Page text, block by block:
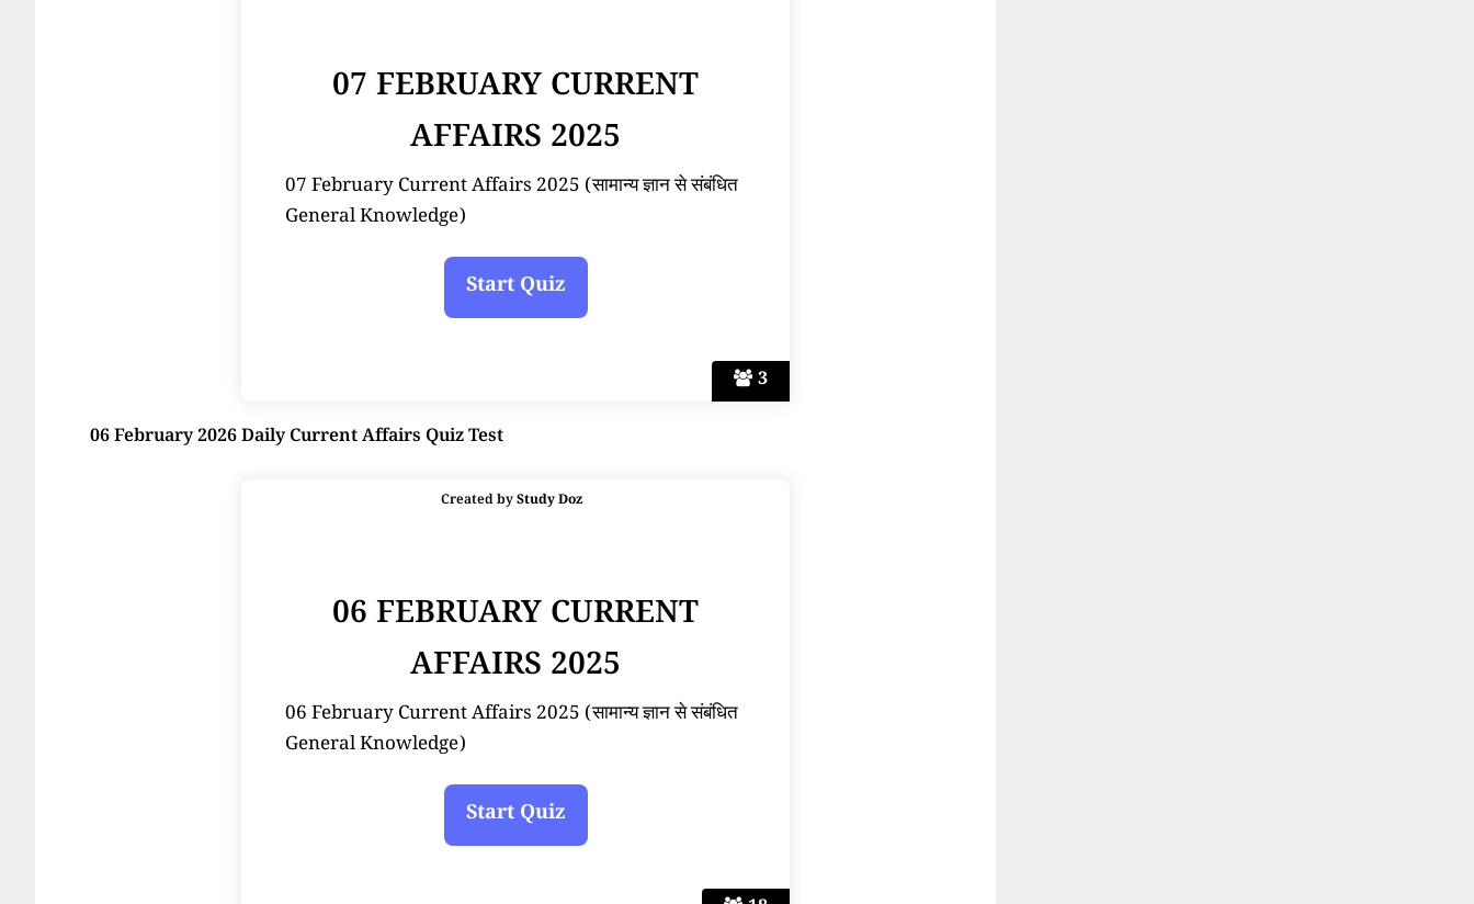
3
07 FEBRUARY CURRENT
AFFAIRS 2025
07 February Current Affairs 2025 (सामान्य ज्ञान से संबंधित
General Knowledge)
06 February 2026 Daily Current Affairs Quiz Test
Created byStudy Doz
06 FEBRUARY CURRENT
AFFAIRS 2025
06 February Current Affairs 2025 (सामान्य ज्ञान से संबंधित
General Knowledge)